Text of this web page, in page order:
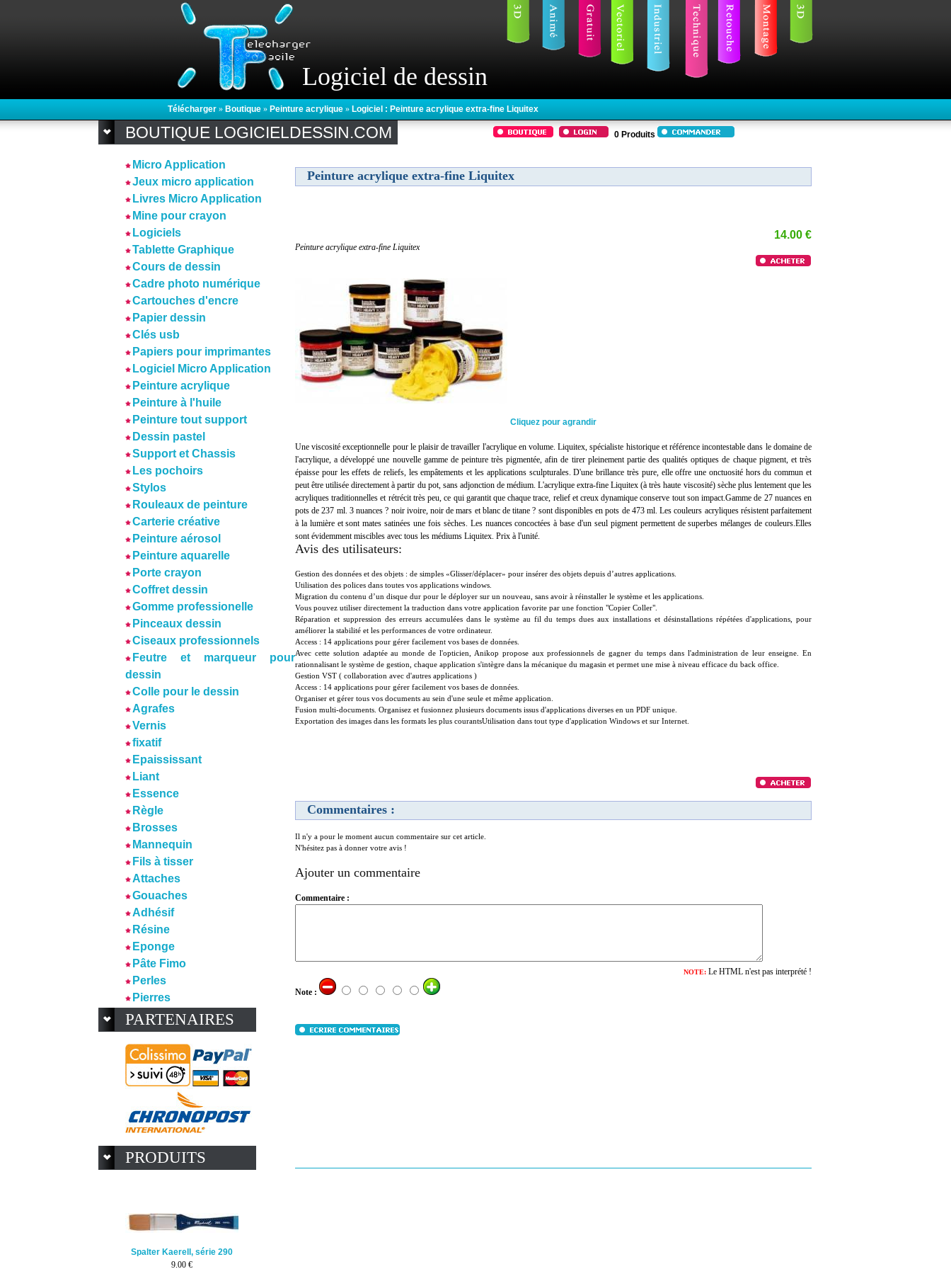
Logiciel de dessin
Télécharger » Boutique » Peinture acrylique » Logiciel : Peinture acrylique extra-fine Liquitex
0 Produits
BOUTIQUE LOGICIELDESSIN.COM
Micro Application
Jeux micro application
Livres Micro Application
Mine pour crayon
Logiciels
Tablette Graphique
Cours de dessin
Cadre photo numérique
Cartouches d'encre
Papier dessin
Clés usb
Papiers pour imprimantes
Logiciel Micro Application
Peinture acrylique
Peinture à l'huile
Peinture tout support
Dessin pastel
Support et Chassis
Les pochoirs
Stylos
Rouleaux de peinture
Carterie créative
Peinture aérosol
Peinture aquarelle
Porte crayon
Coffret dessin
Gomme professionelle
Pinceaux dessin
Ciseaux professionnels
Feutre et marqueur pour
dessin
Colle pour le dessin
Agrafes
Vernis
fixatif
Epaississant
Liant
Essence
Règle
Brosses
Mannequin
Fils à tisser
Attaches
Gouaches
Adhésif
Résine
Eponge
Pâte Fimo
Perles
Pierres
PARTENAIRES
PRODUITS
9.00 €
Peinture acrylique extra-fine Liquitex
Peinture acrylique extra-fine Liquitex
14.00 €
Cliquez pour agrandir
Une viscosité exceptionnelle pour le plaisir de travailler l'acrylique en volume. Liquitex, spécialiste historique et référence incontestable dans le domaine de
l'acrylique, a développé une nouvelle gamme de peinture très pigmentée, afin de tirer pleinement partie des qualités optiques de chaque pigment, et très
épaisse pour les effets de reliefs, les empâtements et les applications sculpturales. D'une brillance très pure, elle offre une onctuosité hors du commun et
peut être utilisée directement à partir du pot, sans adjonction de médium. L'acrylique extra-fine Liquitex (à très haute viscosité) sèche plus lentement que les
acryliques traditionnelles et rétrécit très peu, ce qui garantit que chaque trace, relief et creux dynamique conserve tout son impact.Gamme de 27 nuances en
pots de 237 ml. 3 nuances ? noir ivoire, noir de mars et blanc de titane ? sont disponibles en pots de 473 ml. Les couleurs acryliques résistent parfaitement
à la lumière et sont mates satinées une fois sèches. Les nuances concoctées à base d'un seul pigment permettent de superbes mélanges de couleurs.Elles
sont évidemment miscibles avec tous les médiums Liquitex. Prix à l'unité.
Avis des utilisateurs:
Gestion des données et des objets : de simples «Glisser/déplacer» pour insérer des objets depuis d’autres applications.
Utilisation des polices dans toutes vos applications windows.
Migration du contenu d’un disque dur pour le déployer sur un nouveau, sans avoir à réinstaller le système et les applications.
Vous pouvez utiliser directement la traduction dans votre application favorite par une fonction "Copier Coller".
Réparation et suppression des erreurs accumulées dans le système au fil du temps dues aux installations et désinstallations répétées d'applications, pour
améliorer la stabilité et les performances de votre ordinateur.
Access : 14 applications pour gérer facilement vos bases de données.
Avec cette solution adaptée au monde de l'opticien, Anikop propose aux professionnels de gagner du temps dans l'administration de leur enseigne. En
rationnalisant le système de gestion, chaque application s'intègre dans la mécanique du magasin et permet une mise à niveau efficace du back office.
Gestion VST ( collaboration avec d'autres applications )
Access : 14 applications pour gérer facilement vos bases de données.
Organiser et gérer tous vos documents au sein d'une seule et même application.
Fusion multi-documents. Organisez et fusionnez plusieurs documents issus d'applications diverses en un PDF unique.
Exportation des images dans les formats les plus courantsUtilisation dans tout type d'application Windows et sur Internet.
Commentaires :
Il n'y a pour le moment aucun commentaire sur cet article.
N'hésitez pas à donner votre avis !
Ajouter un commentaire
Commentaire :
NOTE: Le HTML n'est pas interprété !
Note :